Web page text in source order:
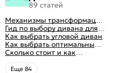
89 статей
Механизмы трансформации
диванов: все виды,
особенности, плюсы и
минусы
Гид по выбору дивана для
сна
Как выбрать угловой диван
Как выбрать оптимальный
цвет стен в гостиной: 50
фото и идей оформления
Сколько стоит и как
перетянуть диван
Eще 84